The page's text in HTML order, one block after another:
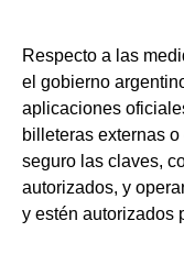
Respecto a las
el gobierno
aplicaciones
billeteras externas
seguro las claves,
autorizados, y
y estén autorizados